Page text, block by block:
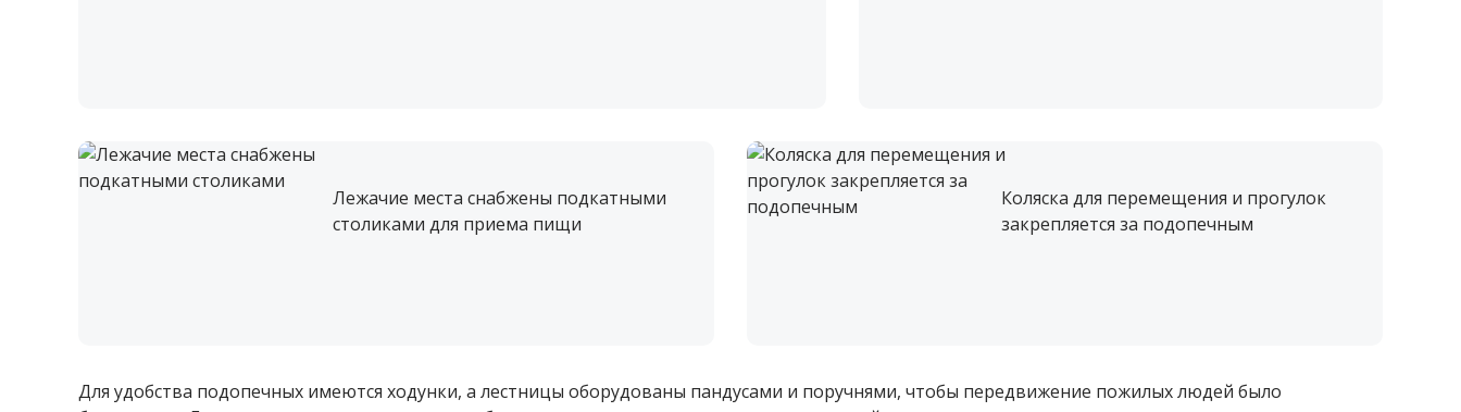
Лежачие места снабжены подкатными
столиками для приема пищи
Коляска для перемещения и прогулок
закрепляется за подопечным
Для удобства подопечных имеются ходунки, а лестницы оборудованы пандусами и поручнями, чтобы передвижение пожилых людей было